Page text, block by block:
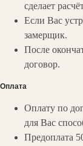
сделает
Если Вас
замерщик.
После
договор.
Оплата
Оплату по
для Вас
Предоплата
НАШИ
Вы можете
Мессенджеры: